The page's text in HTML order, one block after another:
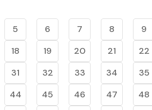
5 6 7 8 9
18 19 20 21 22
31 32 33 34 35
44 45 46 47 48